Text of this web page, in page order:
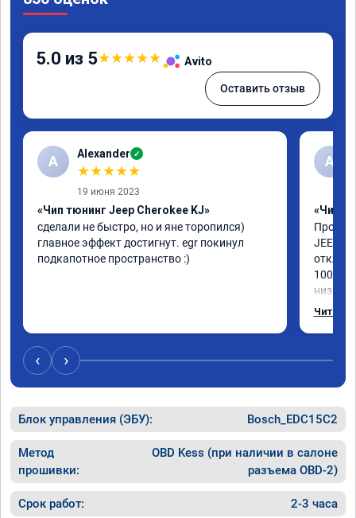
5.0 из 5★★★★★ Avito
Оставить отзыв
A Alexander ✓
★★★★★
19 июня 2023
«Чип тюнинг Jeep Cherokee KJ»
сделали не быстро, но и яне торопился)
главное эффект достигнут. egr покинул
подкапотное пространство :)
А
«Чип
JEEP
100%,
низах
Короче,
Читать
‹ ›
Блок управления (ЭБУ): Bosch_EDC15C2
Метод
прошивки:
OBD Kess (при наличии в салоне
разъема OBD-2)
Срок работ: 2-3 часа